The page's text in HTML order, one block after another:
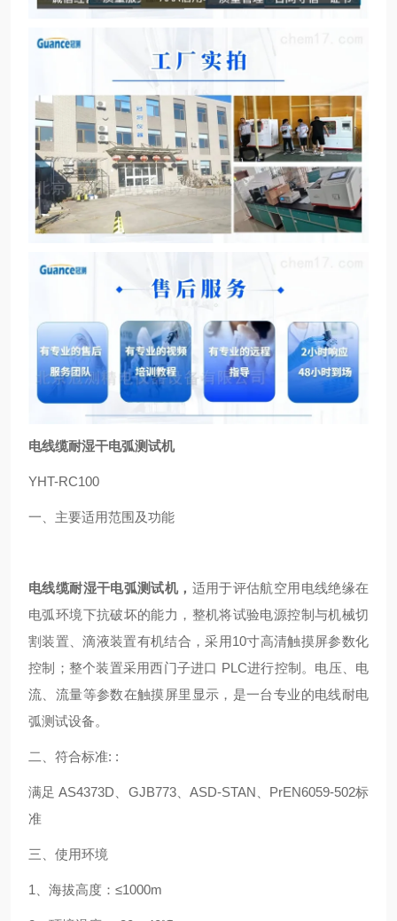
电线缆耐湿干电弧测试机
YHT-RC100
一、主要适用范围及功能
电线缆耐湿干电弧测试机， 适用于评估航空用电线绝缘在
电弧环境下抗破坏的能力，整机将试验电源控制与机械切
割装置、滴液装置有机结合，采用10寸高清触摸屏参数化
控制；整个装置采用西门子进口 PLC进行控制。电压、电
流、流量等参数在触摸屏里显示，是一台专业的电线耐电
弧测试设备。
二、符合标准: :
满足 AS4373D、GJB773、ASD-STAN、PrEN6059-502标
准
三、使用环境
1、海拔高度：≤1000m